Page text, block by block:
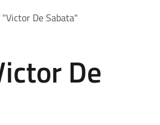
De Sabata"
De